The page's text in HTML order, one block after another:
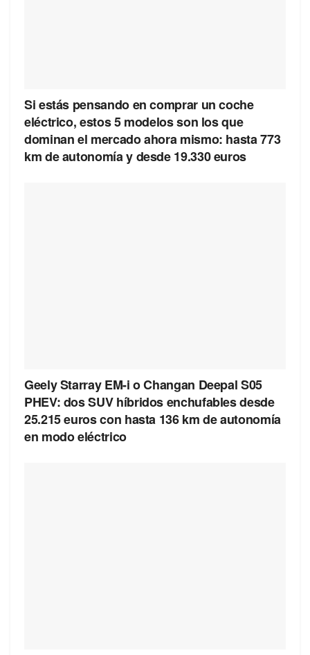
Si estás pensando en comprar un coche
eléctrico, estos 5 modelos son los que
dominan el mercado ahora mismo: hasta 773
km de autonomía y desde 19.330 euros
Geely Starray EM-i o Changan Deepal S05
PHEV: dos SUV híbridos enchufables desde
25.215 euros con hasta 136 km de autonomía
en modo eléctrico